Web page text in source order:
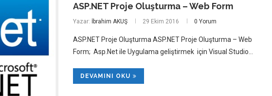
ASP.NET Proje Oluşturma – Web Form
Yazar: İbrahim AKUŞ 29 Ekim 2016 0 Yorum
ASP.NET Proje Oluşturma ASP.NET Proje Oluşturma – Web
Form; Asp.Net ile Uygulama geliştirmek için Visual Studio…
DEVAMINI OKU